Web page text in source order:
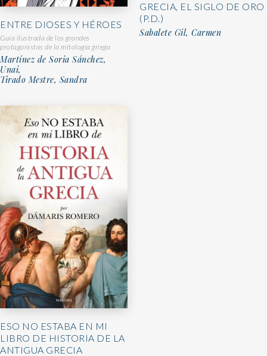
ENTRE DIOSES Y HÉROES
Guía ilustrada de los grandes
protagonistas de la mitología griega
Martínez de Soria Sánchez,
Unai,
Tirado Mestre, Sandra
GRECIA, EL SIGLO DE ORO
(P.D.)
Sabalete Gil, Carmen
ESO NO ESTABA EN MI
LIBRO DE HISTORIA DE LA
ANTIGUA GRECIA